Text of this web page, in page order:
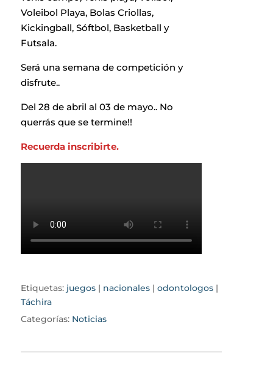
Voleibol Playa, Bolas Criollas,
Kickingball, Sóftbol, Basketball y
Futsala.
Será una semana de competición y
disfrute..
Del 28 de abril al 03 de mayo.. No
querrás que se termine!!
Recuerda inscribirte.
Etiquetas: juegos| nacionales| odontologos|
Táchira
Categorías: Noticias